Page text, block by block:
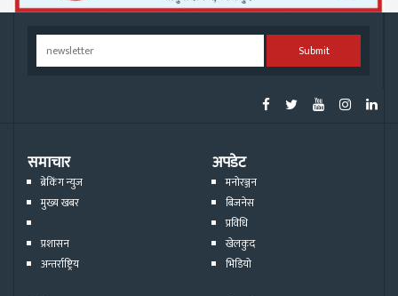
Submit
समाचार
ब्रेकिंग न्युज
मुख्य खबर
प्रशासन
अन्तर्राष्ट्रिय
अपडेट
मनोरञ्जन
बिजनेस
प्रविधि
खेलकुद
भिडियो